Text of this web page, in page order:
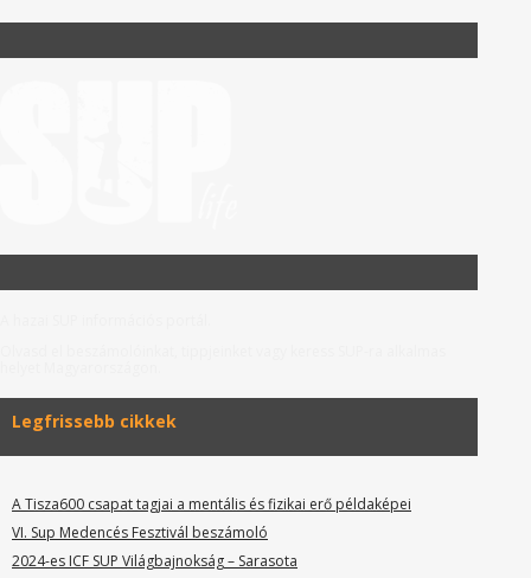
Legfrissebb cikkek
A Tisza600 csapat tagjai a mentális és fizikai erő példaképei
VI. Sup Medencés Fesztivál beszámoló
2024-es ICF SUP Világbajnokság – Sarasota